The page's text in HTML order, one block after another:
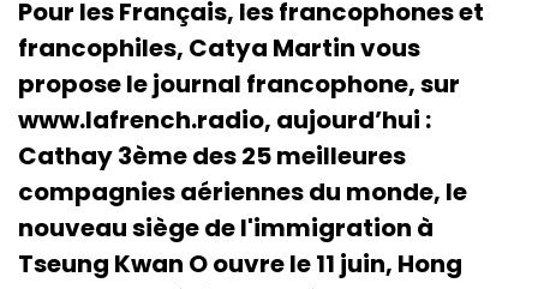
Pour les Français, les francophones et
francophiles, Catya Martin vous
propose le journal francophone, sur
www.lafrench.radio, aujourd’hui :
Cathay 3ème des 25 meilleures
compagnies aériennes du monde, le
nouveau siège de l'immigration à
Tseung Kwan O ouvre le 11 juin, Hong